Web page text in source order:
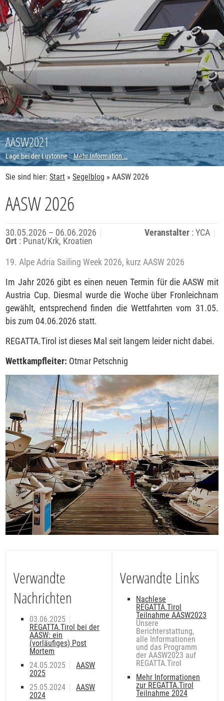
AASW2021
Lage bei der LuvtonneMehr Information …
Sie sind hier:Start »Segelblog »AASW 2026
AASW 2026
30.05.2026 – 06.06.2026 Veranstalter : YCA
Ort : Punat/Krk, Kroatien
19. Alpe Adria Sailing Week 2026, kurz AASW 2026
Im Jahr 2026 gibt es einen neuen Termin für die AASW mit
Austria Cup. Diesmal wurde die Woche über Fronleichnam
gewählt, entsprechend finden die Wettfahrten vom 31.05.
bis zum 04.06.2026 statt.
REGATTA.Tirol ist dieses Mal seit langem leider nicht dabei.
Wettkampfleiter: Otmar Petschnig
Verwandte
Nachrichten
03.06.2025
REGATTA.Tirol bei der
AASW: ein
(vorläufiges) Post
Mortem
24.05.2025
AASW
2025
25.05.2024
AASW
2024
Verwandte Links
Nachlese
REGATTA.Tirol
Teilnahme AASW2023
Unsere
Berichterstattung,
alle Informationen
und das Programm
der AASW2023 auf
REGATTA.Tirol
Mehr Informationen
zur REGATTA.Tirol
Teilnahme 2024